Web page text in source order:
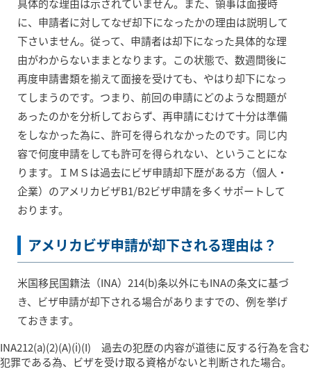
具体的な理由は示されていません。また、領事は面接時
に、申請者に対してなぜ却下になったかの理由は説明して
下さいません。従って、申請者は却下になった具体的な理
由がわからないままとなります。この状態で、数週間後に
再度申請書類を揃えて面接を受けても、やはり却下になっ
てしまうのです。つまり、前回の申請にどのような問題が
あったのかを分析しておらず、再申請にむけて十分は準備
をしなかった為に、許可を得られなかったのです。同じ内
容で何度申請をしても許可を得られない、ということにな
ります。ＩＭＳは過去にビザ申請却下歴がある方（個人・
企業）のアメリカビザB1/B2ビザ申請を多くサポートして
おります。
アメリカビザ申請が却下される理由は？
米国移民国籍法（INA）214(b)条以外にもINAの条文に基づ
き、ビザ申請が却下される場合がありますでの、例を挙げ
ておきます。
INA212(a)(2)(A)(i)(I) 過去の犯歴の内容が道徳に反する行為を含む
犯罪である為、ビザを受け取る資格がないと判断された場合。